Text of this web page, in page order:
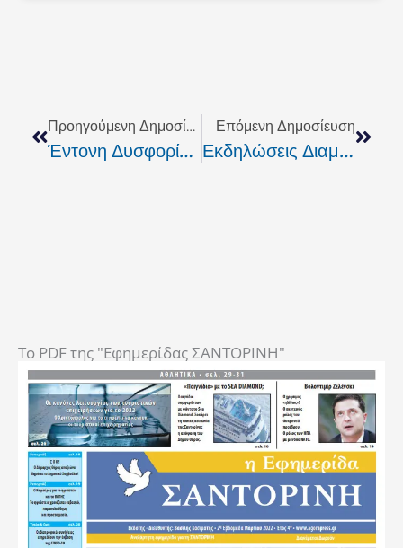
Προηγούμενη Δημοσίευση
Έντονη Δυσφορία Από Τους Ξενοδοχοϋπαλλήλους
Επόμενη Δημοσίευση
Εκδηλώσεις Διαμαρτυρίας Του Εμπορικού Συλ. Ρεθύμνου
To PDF της "Εφημερίδας ΣΑΝΤΟΡΙΝΗ"